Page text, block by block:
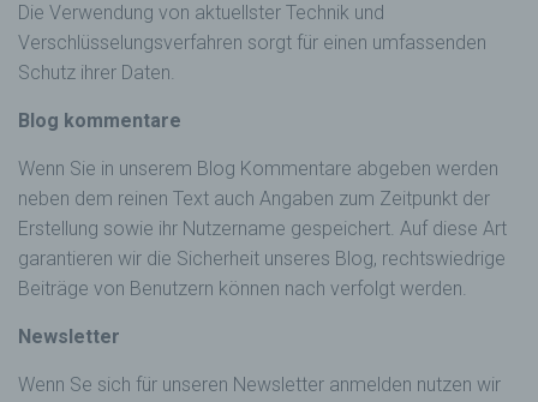
Die Verwendung von aktuellster Technik und
Verschlüsselungsverfahren sorgt für einen umfassenden
Schutz ihrer Daten.
Blog kommentare
Wenn Sie in unserem Blog Kommentare abgeben werden
neben dem reinen Text auch Angaben zum Zeitpunkt der
Erstellung sowie ihr Nutzername gespeichert. Auf diese Art
garantieren wir die Sicherheit unseres Blog, rechtswiedrige
Beiträge von Benutzern können nach verfolgt werden.
Newsletter
Wenn Se sich für unseren Newsletter anmelden nutzen wir